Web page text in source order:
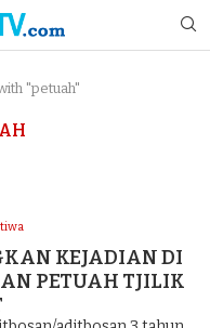
"petuah"
KEJADIAN DI
PETUAH TJILIK